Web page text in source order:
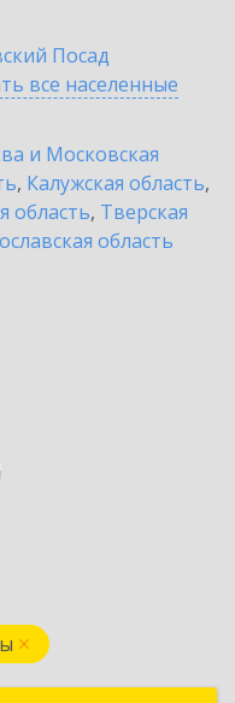
Посад
все населенные
и Московская
, Калужская область,
область, Тверская
область